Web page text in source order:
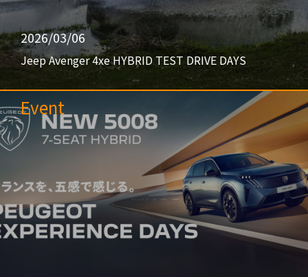
2026/03/06
Jeep Avenger 4xe HYBRID TEST DRIVE DAYS
Event